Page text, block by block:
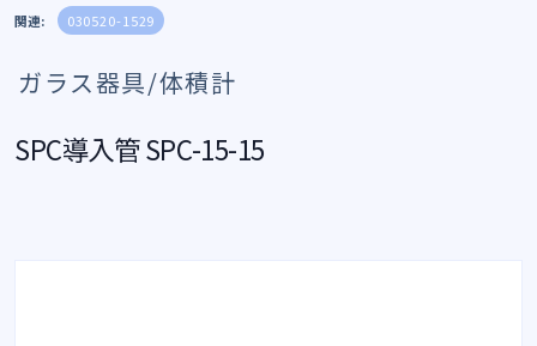
関連: 030520-1529
ガラス器具/体積計
SPC導入管 SPC-15-15